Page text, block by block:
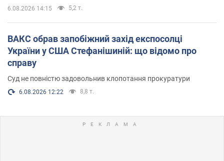
6.08.2026 14:15 5,2 т.
ВАКС обрав запобіжний захід експосолці
України у США Стефанішиній: що відомо про
справу
Суд не повністю задовольнив клопотання прокуратури
6.08.2026 12:22 8,8 т.